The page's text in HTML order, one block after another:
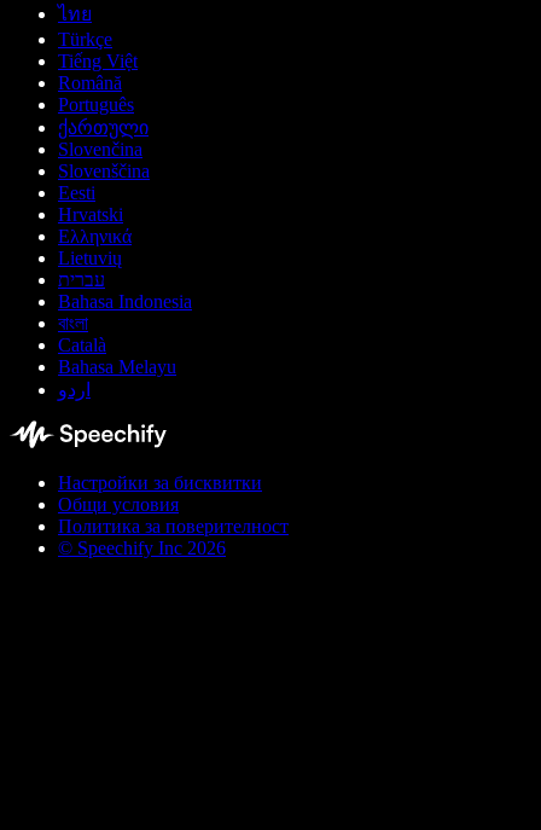
ไทย
Türkçe
Tiếng Việt
Română
Português
ქართული
Slovenčina
Slovenščina
Eesti
Hrvatski
Ελληνικά
Lietuvių
עברית
Bahasa Indonesia
বাংলা
Català
Bahasa Melayu
اردو
Настройки за бисквитки
Общи условия
Политика за поверителност
© Speechify Inc 2026